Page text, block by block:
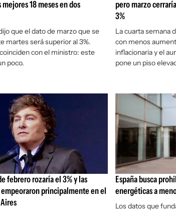
18 meses en dos
que el dato de marzo que se
martes será superior al 3%.
con el ministro: este
poco.
pero marzo
3%
La cuarta semana
con menos
inflacionaria y el
pone un piso
febrero rozaría el 3% y las
principalmente en el
España busca
energéticas a
Los datos que